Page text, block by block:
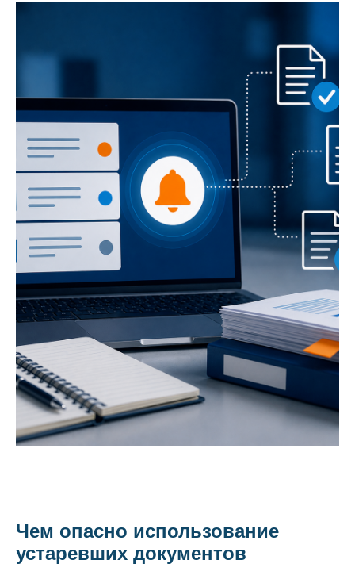
Чем опасно использование
устаревших документов